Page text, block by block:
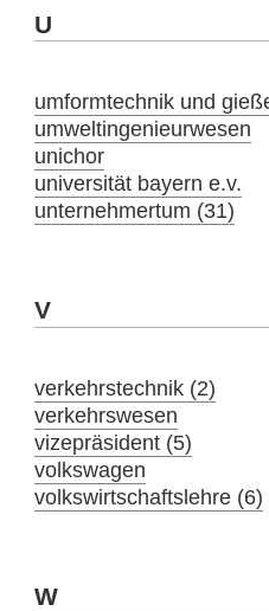
U
umformtechnik und
umweltingenieurwesen
unichor
universität bayern e.v.
unternehmertum (31)
V
verkehrstechnik (2)
verkehrswesen
vizepräsident (5)
volkswagen
volkswirtschaftslehre (6)
W